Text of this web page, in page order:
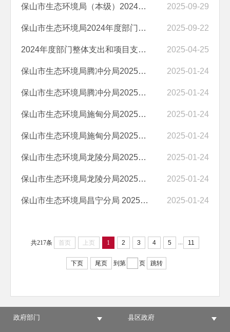
保山市生态环境局（本级）2024年度部门决算 2025-09-29
保山市生态环境局2024年度部门决算 2025-09-22
2024年度部门整体支出和项目支出绩效自评表 2025-04-25
保山市生态环境局腾冲分局2025年预算公开目录 2025-01-24
保山市生态环境局腾冲分局2025年部门预算“三公”经费编制说明 2025-01-24
保山市生态环境局施甸分局2025年预算公开目录 2025-01-24
保山市生态环境局施甸分局2025年部门预算“三公”经费编制说明 2025-01-24
保山市生态环境局龙陵分局2025年预算公开目录 2025-01-24
保山市生态环境局龙陵分局2025年部门预算“三公”经费编制说明 2025-01-24
保山市生态环境局昌宁分局 2025年预算公开目录 2025-01-24
共217条 首页 上页 1 2 3 4 5 ... 11
下页 尾页 到第 页 跳转
政府部门 县区政府